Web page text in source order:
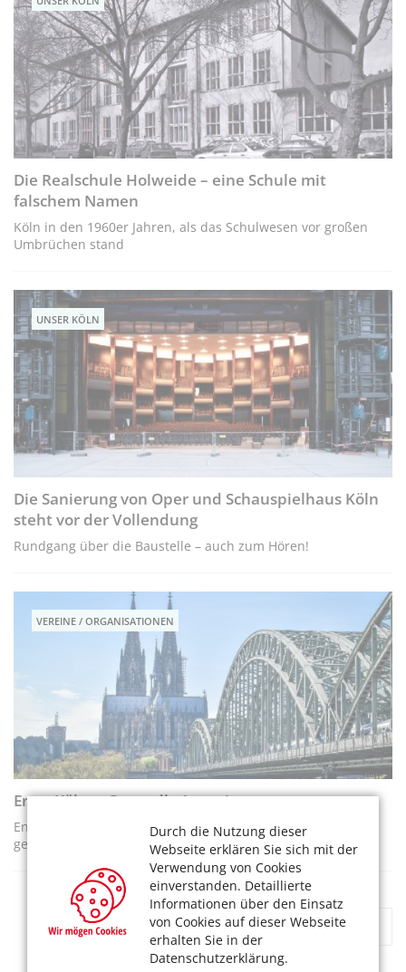
Durch die Nutzung dieser
Webseite erklären Sie sich mit der
Verwendung von Cookies
einverstanden. Detaillierte
Informationen über den Einsatz
von Cookies auf dieser Webseite
erhalten Sie in der
Datenschutzerklärung.
Die Realschule Holweide – eine Schule mit
falschem Namen
Köln in den 1960er Jahren, als das Schulwesen vor großen
Umbrüchen stand
UNSER KÖLN
Die Sanierung von Oper und Schauspielhaus Köln
steht vor der Vollendung
Rundgang über die Baustelle – auch zum Hören!
VEREINE / ORGANISATIONEN
Erste Kölner Gesundheitsregion
Engagierte Bürgerinnen und Bürger für Gesundheitsrat
gesucht
« 1 2